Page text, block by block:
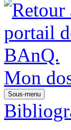
Mon
Sous-menu